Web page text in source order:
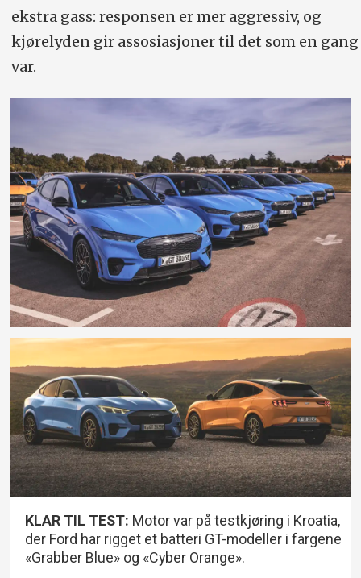
ekstra gass: responsen er mer aggressiv, og
kjørelyden gir assosiasjoner til det som en gang
var.
KLAR TIL TEST: Motor var på testkjøring i Kroatia,
der Ford har rigget et batteri GT-modeller i fargene
«Grabber Blue» og «Cyber Orange».